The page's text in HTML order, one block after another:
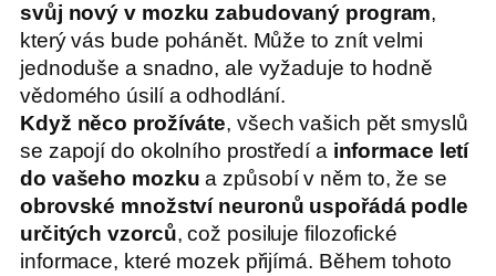
svůj nový v mozku zabudovaný program,
který vás bude pohánět. Může to znít velmi
jednoduše a snadno, ale vyžaduje to hodně
vědomého úsilí a odhodlání.
Když něco prožíváte, všech vašich pět smyslů
se zapojí do okolního prostředí a informace letí
do vašeho mozku a způsobí v něm to, že se
obrovské množství neuronů uspořádá podle
určitých vzorců, což posiluje filozofické
informace, které mozek přijímá. Během tohoto